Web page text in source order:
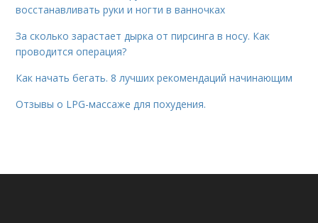
восстанавливать руки и ногти в ванночках
За сколько зарастает дырка от пирсинга в носу. Как
проводится операция?
Как начать бегать. 8 лучших рекомендаций начинающим
Отзывы о LPG-массаже для похудения.